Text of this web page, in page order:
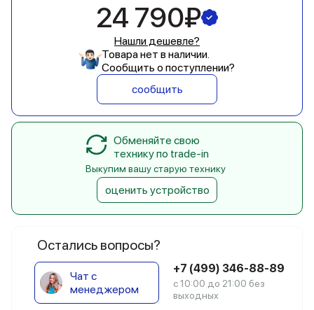
Остались вопросы?
Чат с
менеджером
+7 (499) 346-88-89
с 10:00 до 21:00 без
выходных
24 790₽
Нашли дешевле?
Товара нет в наличии.
Сообщить о поступлении?
сообщить
Обменяйте свою
технику по trade-in
Выкупим вашу старую технику
оценить устройство